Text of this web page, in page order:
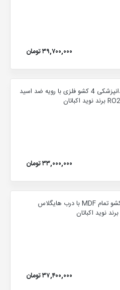
۳۹,۷۰۰,۰۰۰ تومان
روتور دندانپزشکی 4 کشو فلزی با رویه ضد اسید
۳۳,۰۰۰,۰۰۰ تومان
روتور 4 کشو تمام MDF با درب هایگلاس
۳۷,۴۰۰,۰۰۰ تومان